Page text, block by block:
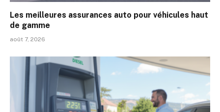
Les meilleures assurances auto pour véhicules haut
de gamme
août 7, 2026